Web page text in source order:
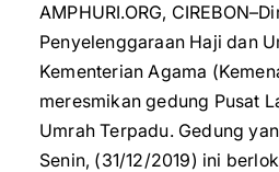
AMPHURI.ORG,
Penyelenggaraan Haji dan
Kementerian Agama
meresmikan gedung Pusat
Umrah Terpadu. Gedung
Senin, (31/12/2019) ini